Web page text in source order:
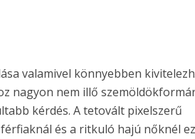
valamivel könnyebben
nagyon nem illő
kérdés. A tetovált pixelszerű
és a ritkuló hajú nőknél